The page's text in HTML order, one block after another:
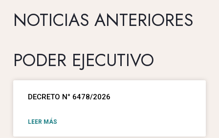
NOTICIAS ANTERIORES
PODER EJECUTIVO
DECRETO N° 6478/2026
LEER MÁS